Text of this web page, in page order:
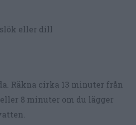
eller dill
Räkna cirka 13 minuter från
8 minuter om du lägger